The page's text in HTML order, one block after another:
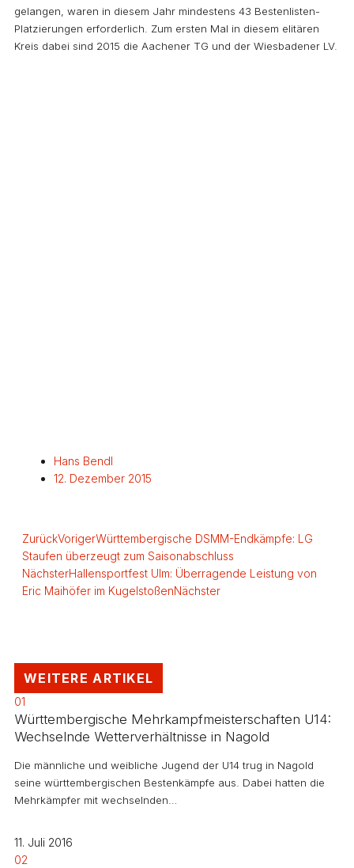
gelangen, waren in diesem Jahr mindestens 43 Bestenlisten-
Platzierungen erforderlich. Zum ersten Mal in diesem elitären
Kreis dabei sind 2015 die Aachener TG und der Wiesbadener LV.
Hans Bendl
12. Dezember 2015
ZurückVorigerWürttembergische DSMM-Endkämpfe: LG
Staufen überzeugt zum Saisonabschluss
NächsterHallensportfest Ulm: Überragende Leistung von
Eric Maihöfer im KugelstoßenNächster
WEITERE ARTIKEL
01
Württembergische Mehrkampfmeisterschaften U14:
Wechselnde Wetterverhältnisse in Nagold
Die männliche und weibliche Jugend der U14 trug in Nagold
seine württembergischen Bestenkämpfe aus. Dabei hatten die
Mehrkämpfer mit wechselnden…
11. Juli 2016
02